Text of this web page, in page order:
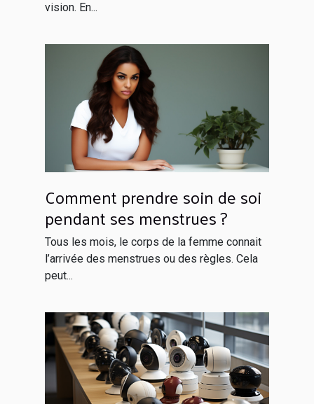
vision. En...
Comment prendre soin de soi
pendant ses menstrues ?
Tous les mois, le corps de la femme connait
l’arrivée des menstrues ou des règles. Cela
peut...